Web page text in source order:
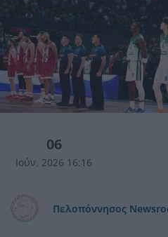
06
Ιούν. 2026 16:16
Πελοπόννησος